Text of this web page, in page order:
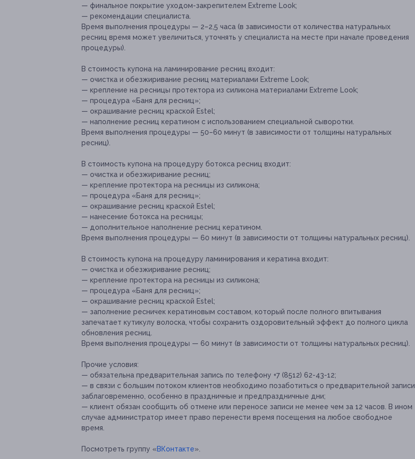
— финальное покрытие уходом-закрепителем Extreme Look;
— рекомендации специалиста.
Время выполнения процедуры — 2–2,5 часа (в зависимости от количества натуральных
ресниц время может увеличиться, уточнять у специалиста на месте при начале проведения
процедуры).
В стоимость купона на ламинирование ресниц входит:
— очистка и обезжиривание ресниц материалами Extreme Look;
— крепление на ресницы протектора из силикона материалами Extreme Look;
— процедура «Баня для ресниц»;
— окрашивание ресниц краской Estel;
— наполнение ресниц кератином с использованием специальной сыворотки.
Время выполнения процедуры — 50–60 минут (в зависимости от толщины натуральных
ресниц).
В стоимость купона на процедуру ботокса ресниц входит:
— очистка и обезжиривание ресниц;
— крепление протектора на ресницы из силикона;
— процедура «Баня для ресниц»;
— окрашивание ресниц краской Estel;
— нанесение ботокса на ресницы;
— дополнительное наполнение ресниц кератином.
Время выполнения процедуры — 60 минут (в зависимости от толщины натуральных ресниц).
В стоимость купона на процедуру ламинирования и кератина входит:
— очистка и обезжиривание ресниц;
— крепление протектора на ресницы из силикона;
— процедура «Баня для ресниц»;
— окрашивание ресниц краской Estel;
— заполнение ресничек кератиновым составом, который после полного впитывания
запечатает кутикулу волоска, чтобы сохранить оздоровительный эффект до полного цикла
обновления ресниц.
Время выполнения процедуры — 60 минут (в зависимости от толщины натуральных ресниц).
Прочие условия:
— обязательна предварительная запись по телефону +7 (8512) 62-43-12;
— в связи с большим потоком клиентов необходимо позаботиться о предварительной записи
заблаговременно, особенно в праздничные и предпраздничные дни;
— клиент обязан сообщить об отмене или переносе записи не менее чем за 12 часов. В ином
случае администратор имеет право перенести время посещения на любое свободное
время.
Посмотреть группу «ВКонтакте».